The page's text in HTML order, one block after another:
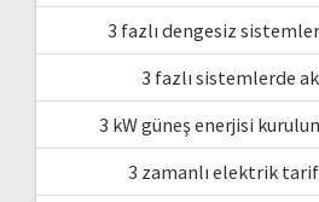
3 fazlı dengesiz
3 fazlı sistemlerde
3 kW güneş enerjisi
3 zamanlı elektrik